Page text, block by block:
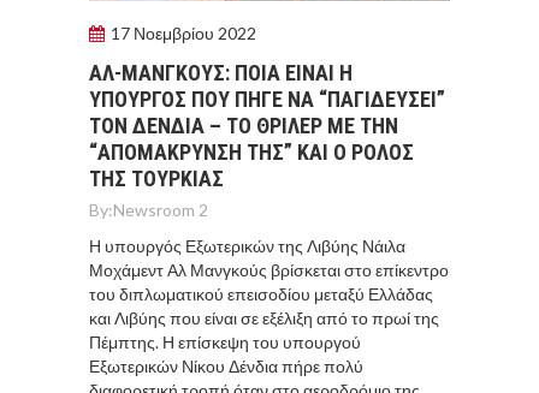
17 Νοεμβρίου 2022
ΑΛ-ΜΑΝΓΚΟΥΣ: ΠΟΙΑ ΕΙΝΑΙ Η
ΥΠΟΥΡΓΟΣ ΠΟΥ ΠΗΓΕ ΝΑ “ΠΑΓΙΔΕΥΣΕΙ”
ΤΟΝ ΔΕΝΔΙΑ – ΤΟ ΘΡΙΛΕΡ ΜΕ ΤΗΝ
“ΑΠΟΜΑΚΡΥΝΣΗ ΤΗΣ” ΚΑΙ Ο ΡΟΛΟΣ
ΤΗΣ ΤΟΥΡΚΙΑΣ
By:Newsroom 2
Η υπουργός Εξωτερικών της Λιβύης Νάιλα
Μοχάμεντ Αλ Μανγκούς βρίσκεται στο επίκεντρο
του διπλωματικού επεισοδίου μεταξύ Ελλάδας
και Λιβύης που είναι σε εξέλιξη από το πρωί της
Πέμπτης. Η επίσκεψη του υπουργού
Εξωτερικών Νίκου Δένδια πήρε πολύ